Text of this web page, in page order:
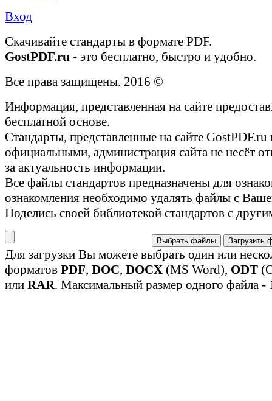
Вход
Cкачивайте стандарты в формате PDF.
GostPDF.ru - это бесплатно, быстро и удобно.
Все права защищены. 2016 ©
Информация, представленная на сайте
бесплатной основе.
Стандарты, представленные на сайте GostPDF.ru
официальными, администрация сайта не несёт
за актуальность информации.
Все файлы стандартов предназначены для
ознакомления необходимо удалять файлы с
Поделись своей библиотекой стандартов с
Выбрать файлы Загрузить
Для загрузки Вы можете выбрать один или
форматов PDF, DOC, DOCX (MS Word), ODT
или RAR. Максимальный размер одного файла